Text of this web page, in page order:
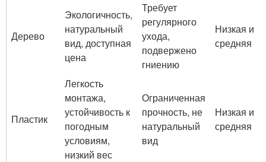
Дерево
Экологичность,
натуральный
вид, доступная
цена
Требует
регулярного
ухода,
подвержено
гниению
Низкая и
средняя
Пластик
Легкость
монтажа,
устойчивость к
погодным
условиям,
низкий вес
Ограниченная
прочность, не
натуральный
вид
Низкая и
средняя